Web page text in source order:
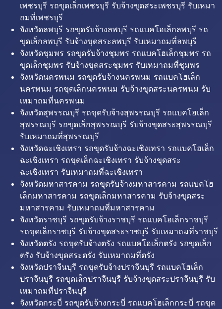
เพชรบุรี รถขุดเล็กเพชรบุรี รับจ้างขุดสระเพชรบุรี รับเหมา
ถมที่เพชรบุรี
จังหวัดลพบุรี รถขุดรับจ้างลพบุรี รถแบคโฮเล็กลพบุรี รถ
ขุดเล็กลพบุรี รับจ้างขุดสระลพบุรี รับเหมาถมที่ลพบุรี
จังหวัดชุมพร รถขุดรับจ้างชุมพร รถแบคโฮเล็กชุมพร รถ
ขุดเล็กชุมพร รับจ้างขุดสระชุมพร รับเหมาถมที่ชุมพร
จังหวัดนครพนม รถขุดรับจ้างนครพนม รถแบคโฮเล็ก
นครพนม รถขุดเล็กนครพนม รับจ้างขุดสระนครพนม รับ
เหมาถมที่นครพนม
จังหวัดสุพรรณบุรี รถขุดรับจ้างสุพรรณบุรี รถแบคโฮเล็ก
สุพรรณบุรี รถขุดเล็กสุพรรณบุรี รับจ้างขุดสระสุพรรณบุรี
รับเหมาถมที่สุพรรณบุรี
จังหวัดฉะเชิงเทรา รถขุดรับจ้างฉะเชิงเทรา รถแบคโฮเล็ก
ฉะเชิงเทรา รถขุดเล็กฉะเชิงเทรา รับจ้างขุดสระ
ฉะเชิงเทรา รับเหมาถมที่ฉะเชิงเทรา
จังหวัดมหาสารคาม รถขุดรับจ้างมหาสารคาม รถแบคโฮ
เล็กมหาสารคาม รถขุดเล็กมหาสารคาม รับจ้างขุดสระ
มหาสารคาม รับเหมาถมที่มหาสารคาม
จังหวัดราชบุรี รถขุดรับจ้างราชบุรี รถแบคโฮเล็กราชบุรี
รถขุดเล็กราชบุรี รับจ้างขุดสระราชบุรี รับเหมาถมที่ราชบุรี
จังหวัดตรัง รถขุดรับจ้างตรัง รถแบคโฮเล็กตรัง รถขุดเล็ก
ตรัง รับจ้างขุดสระตรัง รับเหมาถมที่ตรัง
จังหวัดปราจีนบุรี รถขุดรับจ้างปราจีนบุรี รถแบคโฮเล็ก
ปราจีนบุรี รถขุดเล็กปราจีนบุรี รับจ้างขุดสระปราจีนบุรี รับ
เหมาถมที่ปราจีนบุรี
จังหวัดกระบี่ รถขุดรับจ้างกระบี่ รถแบคโฮเล็กกระบี่ รถขุด